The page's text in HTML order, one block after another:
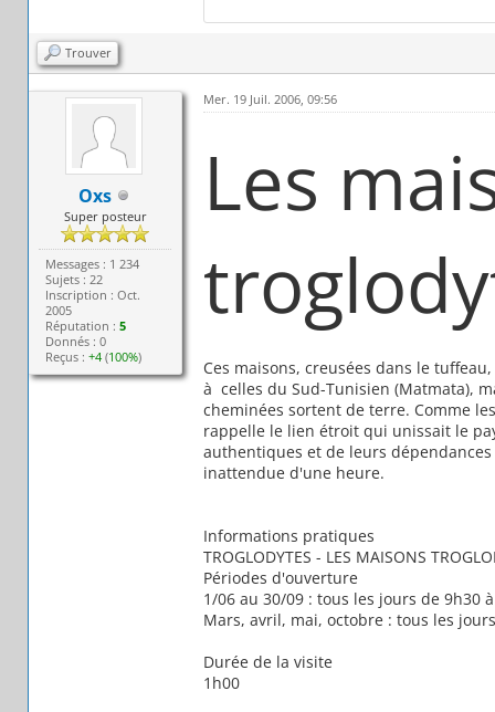
Trouver
Oxs
Super posteur
Messages : 1 234
Sujets : 22
Inscription : Oct.
2005
Réputation :5
Donnés : 0
Reçus :+4 (100%)
Mer. 19 Juil. 2006, 09:56
Les
Ces maisons, creusées dans le
à celles du Sud-Tunisien (Matmata),
cheminées sortent de terre. Comme
rappelle le lien étroit qui unissait le
authentiques et de leurs
inattendue d'une heure.
Informations pratiques
TROGLODYTES - LES MAISONS
Périodes d'ouverture
1/06 au 30/09 : tous les jours de 9h30
Mars, avril, mai, octobre : tous les
Durée de la visite
1h00